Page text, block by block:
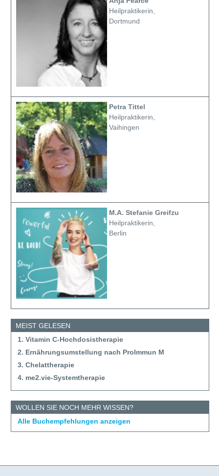
Heilpraktikerin,
Dortmund
Petra Tittel
Heilpraktikerin,
Vaihingen
M.A. Stefanie Greifzu
Heilpraktikerin,
Berlin
MEIST GELESEN
1. Vitamin C-Hochdosistherapie
2. Ernährungsumstellung nach ProImmun M
3. Chelattherapie
4. me2.vie-Systemtherapie
WOLLEN SIE NOCH MEHR WISSEN?
Alle Buchempfehlungen anzeigen